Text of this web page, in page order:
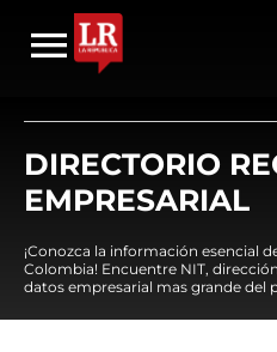
DIRECTORIO
EMPRESARIAL
¡Conozca la información esencial
Colombia! Encuentre NIT,
datos empresarial mas grande del